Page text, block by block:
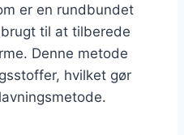
er en rundbundet
til at tilberede
Denne metode
hvilket gør